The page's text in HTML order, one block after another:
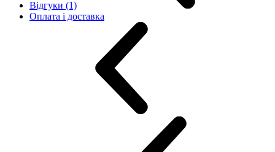
Відгуки (1)
Оплата і доставка